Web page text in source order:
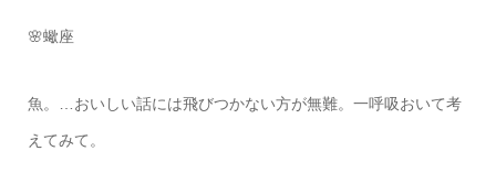
🌸蠍座
魚。…おいしい話には飛びつかない方が無難。一呼吸おいて考
えてみて。